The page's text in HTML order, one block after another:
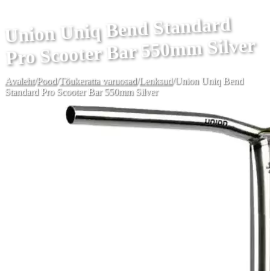
Union Uniq Bend Standard
Pro Scooter Bar 550mm Silver
Avaleht/Pood/Tõukeratta varuosad/Lenksud/Union Uniq Bend
Standard Pro Scooter Bar 550mm Silver